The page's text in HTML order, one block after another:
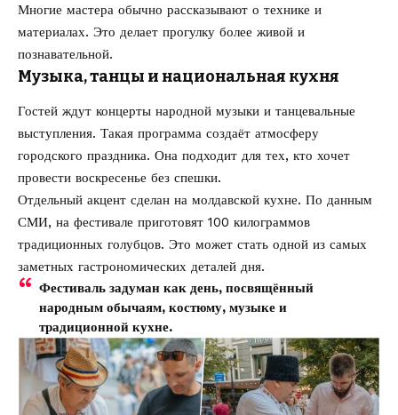
Многие мастера обычно рассказывают о технике и
материалах. Это делает прогулку более живой и
познавательной.
Музыка, танцы и национальная кухня
Гостей ждут концерты народной музыки и танцевальные
выступления. Такая программа создаёт атмосферу
городского праздника. Она подходит для тех, кто хочет
провести воскресенье без спешки.
Отдельный акцент сделан на молдавской кухне. По данным
СМИ, на фестивале приготовят 100 килограммов
традиционных голубцов. Это может стать одной из самых
заметных гастрономических деталей дня.
Фестиваль задуман как день, посвящённый
народным обычаям, костюму, музыке и
традиционной кухне.